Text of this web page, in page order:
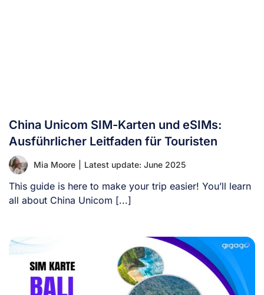
China Unicom SIM-Karten und eSIMs:
Ausführlicher Leitfaden für Touristen
Mia Moore Latest update: June 2025
This guide is here to make your trip easier! You’ll learn
all about China Unicom [...]